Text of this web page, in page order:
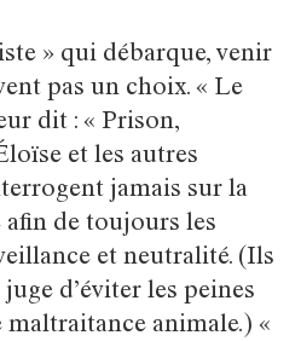
» qui débarque, venir
pas un choix. « Le
dit : « Prison,
et les autres
jamais sur la
de toujours les
et neutralité. (Ils
d’éviter les peines
animale.) «